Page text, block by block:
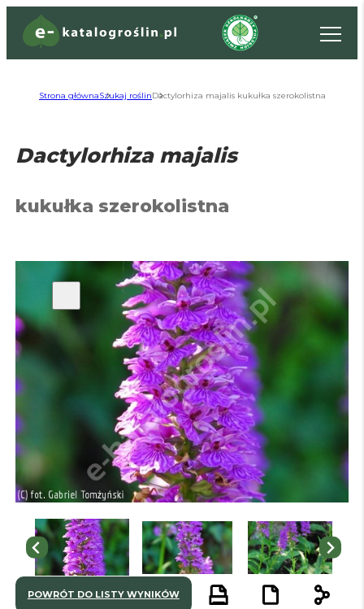
Strona głównaSzukaj roślinDactylorhiza majalis kukułka szerokolistna
Dactylorhiza majalis
kukułka szerokolistna
POWRÓT DO LISTY WYNIKÓW